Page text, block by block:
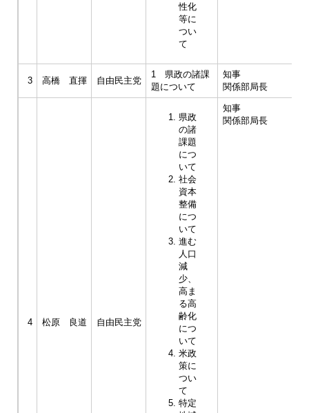
性化
等に
つい
て
3 高橋 直揮 自由民主党
1 県政の諸課
題について
知事
関係部局長
4 松原 良道 自由民主党
県政
の諸
課題
につ
いて
社会
資本
整備
につ
いて
進む
人口
減
少、
高ま
る高
齢化
につ
いて
米政
策に
つい
て
特定
知事
関係部局長